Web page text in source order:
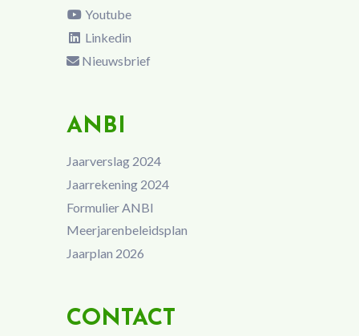
Youtube
Linkedin
Nieuwsbrief
ANBI
Jaarverslag 2024
Jaarrekening 2024
Formulier ANBI
Meerjarenbeleidsplan
Jaarplan 2026
CONTACT